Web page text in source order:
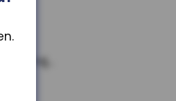
Proj...